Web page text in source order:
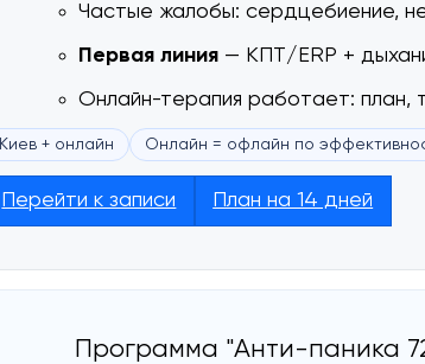
Частые жалобы: сердцебиение,
Первая линия — КПТ/ERP +
Онлайн-терапия работает: план,
Киев + онлайн Онлайн = офлайн по
Перейти к записи План на 14 дней
Программа "Анти-паника